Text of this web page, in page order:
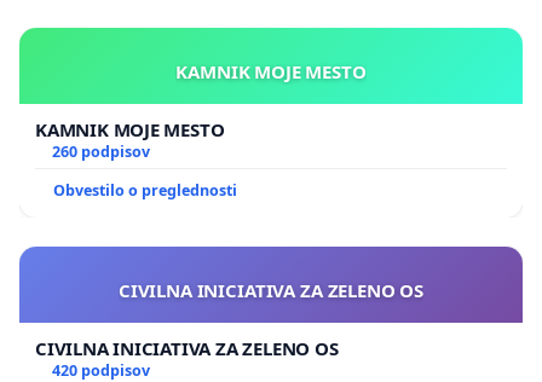
KAMNIK MOJE MESTO
KAMNIK MOJE MESTO
260 podpisov
Obvestilo o preglednosti
CIVILNA INICIATIVA ZA ZELENO OS
CIVILNA INICIATIVA ZA ZELENO OS
420 podpisov